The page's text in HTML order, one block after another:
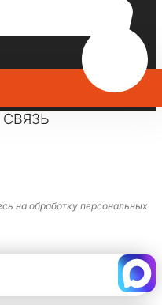
СВЯЗЬ
на обработку персональных